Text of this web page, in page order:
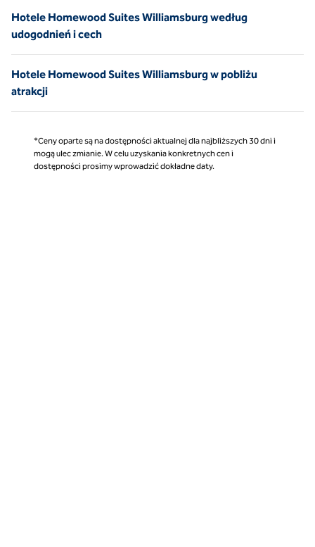
Hotele Homewood Suites Williamsburg według
udogodnień i cech
Hotele Homewood Suites Williamsburg w pobliżu
atrakcji
*Ceny oparte są na dostępności aktualnej dla najbliższych 30 dni i
mogą ulec zmianie. W celu uzyskania konkretnych cen i
dostępności prosimy wprowadzić dokładne daty.